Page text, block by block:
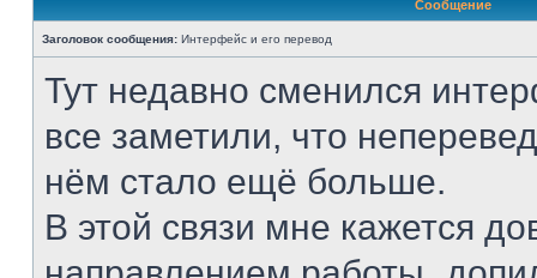
Сообщение
Заголовок сообщения: Интерфейс и его перевод
Тут недавно сменился
все заметили, что
нём стало ещё больше.
В этой связи мне кажется